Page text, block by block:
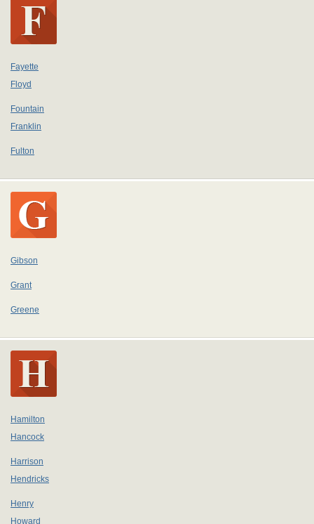
Fayette
Floyd
Fountain
Franklin
Fulton
Gibson
Grant
Greene
Hamilton
Hancock
Harrison
Hendricks
Henry
Howard